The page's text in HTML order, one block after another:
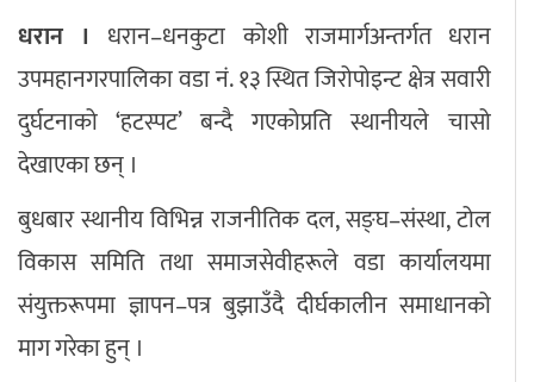
संस्कृति साहित्य
ब्लग/रिभ्यु
धरान । धरान–धनकुटा कोशी राजमार्गअन्तर्गत धरान
उपमहानगरपालिका वडा नं. १३ स्थित जिरोपोइन्ट क्षेत्र सवारी
दुर्घटनाको ‘हटस्पट’ बन्दै गएकोप्रति स्थानीयले चासो
देखाएका छन् ।
बुधबार स्थानीय विभिन्न राजनीतिक दल, सङ्घ–संस्था, टोल
विकास समिति तथा समाजसेवीहरूले वडा कार्यालयमा
संयुक्तरूपमा ज्ञापन–पत्र बुझाउँदै दीर्घकालीन समाधानको
माग गरेका हुन् ।